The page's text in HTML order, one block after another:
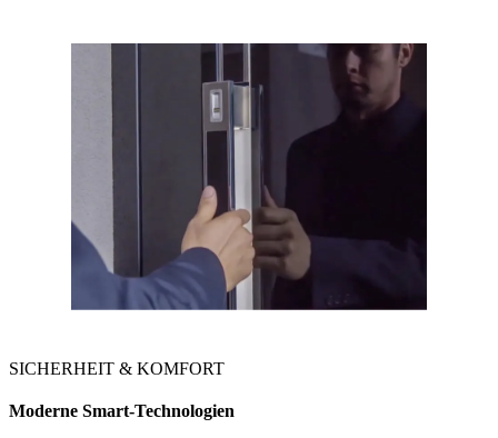
SICHERHEIT & KOMFORT
Moderne Smart-Technologien